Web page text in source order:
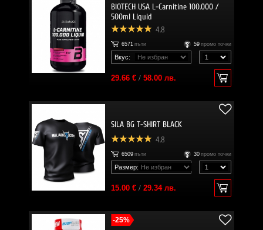
BIOTECH USA L-Carnitine 100.000 /
500ml Liquid
4.8
6571 пъти 59 промо точки
Вкус:
29.66 €/ 58.00 лв.
SILA BG T-SHIRT BLACK
4.8
6509 пъти 30 промо точки
Размер:
15.00 €/ 29.34 лв.
-25%